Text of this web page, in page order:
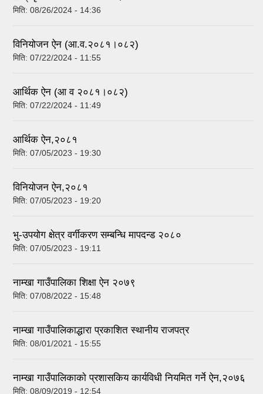
मिति: 08/26/2024 - 14:36
विनियोजन ऐन (आ.व.२०८१।०८२)
मिति: 07/22/2024 - 11:55
आर्थिक ऐन (आ व २०८१।०८२)
मिति: 07/22/2024 - 11:49
आर्थिक ऐन,२०८१
मिति: 07/05/2023 - 19:30
विनियोजन ऐन,२०८१
मिति: 07/05/2023 - 19:20
भु-उपयोग क्षेत्र वर्गीकरण सम्बन्धि मापदन्ड २०८०
मिति: 07/05/2023 - 19:11
नाम्खा गाउँपालिका शिक्षा ऐन २०७९
मिति: 07/08/2022 - 15:48
नाम्खा गाउँपालिकाद्धारा प्रकाशित स्थानीय राजपत्र
मिति: 08/01/2021 - 15:55
नाम्खा गाउँपालिकाकाे प्रशासकिय कार्यविधी नियमित गर्ने ऐन,२०७६
मिति: 08/09/2019 - 12:54